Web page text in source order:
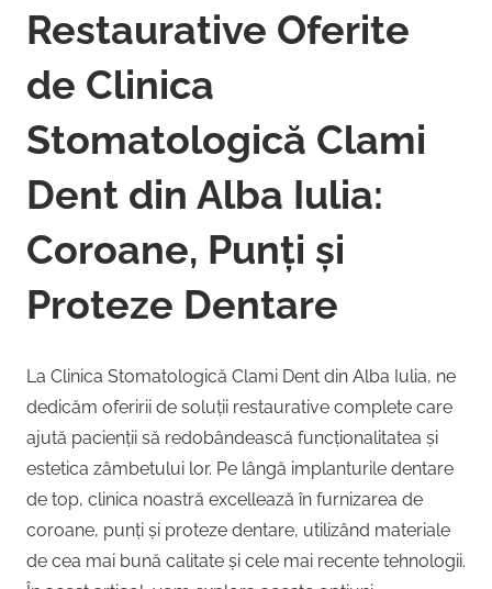
Restaurative Oferite
de Clinica
Stomatologică Clami
Dent din Alba Iulia:
Coroane, Punți și
Proteze Dentare
La Clinica Stomatologică Clami Dent din Alba Iulia, ne
dedicăm oferirii de soluții restaurative complete care
ajută pacienții să redobândească funcționalitatea și
estetica zâmbetului lor. Pe lângă implanturile dentare
de top, clinica noastră excellează în furnizarea de
coroane, punți și proteze dentare, utilizând materiale
de cea mai bună calitate și cele mai recente tehnologii.